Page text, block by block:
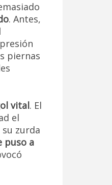
. Antes,
piernas
vital. El
el
zurda
puso a